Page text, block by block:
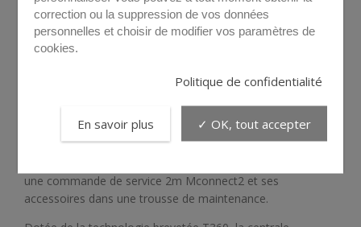
M38
La valise M38 comprend:
une commande de service 2m Mconnect2 et ses
accessoires dans une trousse de maintenance.
correction ou la suppression de vos données
personnelles et choisir de modifier vos paramètres de
cookies.
Politique de confidentialité
En savoir plus ✓ OK, tout accepter